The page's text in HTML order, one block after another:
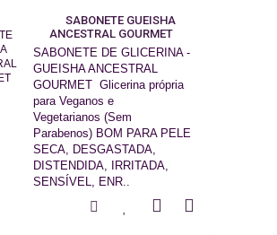
SABONETE GUEISHA
ANCESTRAL GOURMET
SABONETE DE GLICERINA -
GUEISHA ANCESTRAL
GOURMET Glicerina própria
para Veganos e
Vegetarianos (Sem
Parabenos) BOM PARA PELE
SECA, DESGASTADA,
DISTENDIDA, IRRITADA,
SENSÍVEL, ENR..